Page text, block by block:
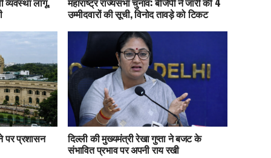
उम्मीदवारों की सूची, विनोद तावड़े को टिकट
पर प्रशासन दिल्ली की मुख्यमंत्री रेखा गुप्ता ने बजट के
संभावित प्रभाव पर अपनी राय रखी